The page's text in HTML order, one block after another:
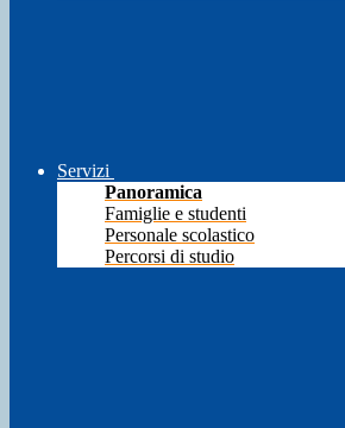
Servizi
Panoramica
Famiglie e studenti
Personale scolastico
Percorsi di studio